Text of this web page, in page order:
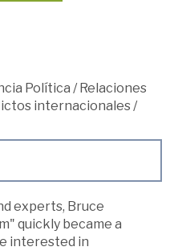
Política /Relaciones
internacionales/
experts, Bruce
quickly became a
interested in